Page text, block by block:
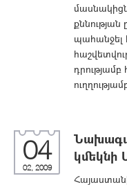
պահանջել
04
02, 2009
կմեկնի